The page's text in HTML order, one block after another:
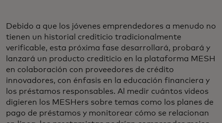
Debido a que los jóvenes emprendedores a menudo no
tienen un historial crediticio tradicionalmente
verificable, esta próxima fase desarrollará, probará y
lanzará un producto crediticio en la plataforma MESH
en colaboración con proveedores de crédito
innovadores, con énfasis en la educación financiera y
los préstamos responsables. Al medir cuántos videos
digieren los MESHers sobre temas como los planes de
pago de préstamos y monitorear cómo se relacionan